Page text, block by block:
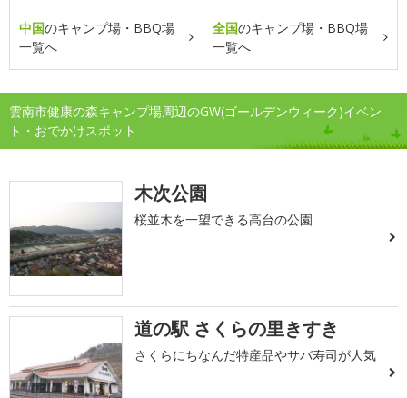
中国のキャンプ場・BBQ場
一覧へ
全国のキャンプ場・BBQ場
一覧へ
雲南市健康の森キャンプ場周辺のGW(ゴールデンウィーク)イベン
ト・おでかけスポット
木次公園
桜並木を一望できる高台の公園
道の駅 さくらの里きすき
さくらにちなんだ特産品やサバ寿司が人気